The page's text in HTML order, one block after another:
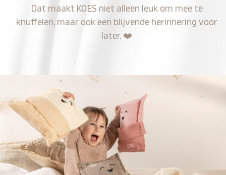
Dat maakt KOES niet alleen leuk om mee te
knuffelen, maar ook een blijvende herinnering voor
later. ❤️